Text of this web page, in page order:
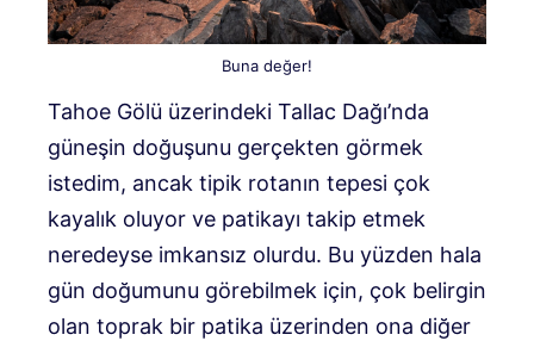
Buna değer!
Tahoe Gölü üzerindeki Tallac Dağı’nda
güneşin doğuşunu gerçekten görmek
istedim, ancak tipik rotanın tepesi çok
kayalık oluyor ve patikayı takip etmek
neredeyse imkansız olurdu. Bu yüzden hala
gün doğumunu görebilmek için, çok belirgin
olan toprak bir patika üzerinden ona diğer